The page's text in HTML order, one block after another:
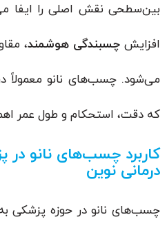
بین‌سطحی نقش اصلی را ایفا
افزایش چسبندگی هوشمند،
می‌شود. چسب‌های نانو معمولاً
که دقت، استحکام و طول عمر
کاربرد چسب‌های نانو در
درمانی نوین
چسب‌های نانو در حوزه پزشکی